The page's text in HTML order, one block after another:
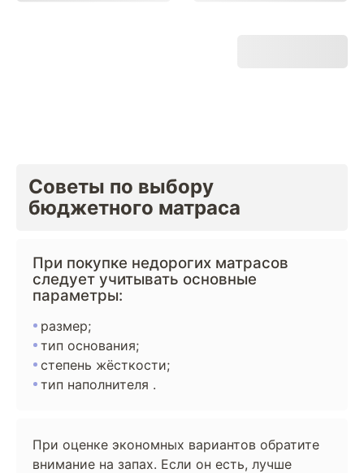
Советы по выбору
бюджетного матраса
При покупке недорогих матрасов
следует учитывать основные
параметры:
размер;
тип основания;
степень жёсткости;
тип наполнителя .
При оценке экономных вариантов обратите
внимание на запах. Если он есть, лучше